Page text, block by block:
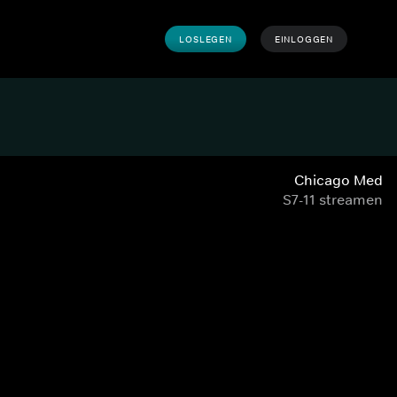
LOSLEGEN EINLOGGEN
Chicago Med
S7-11 streamen